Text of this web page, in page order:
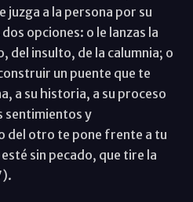
juzga a la persona por su
opciones: o le lanzas la
del insulto, de la calumnia; o
un puente que te
a su historia, a su proceso
sentimientos y
del otro te pone frente a tu
sin pecado, que tire la